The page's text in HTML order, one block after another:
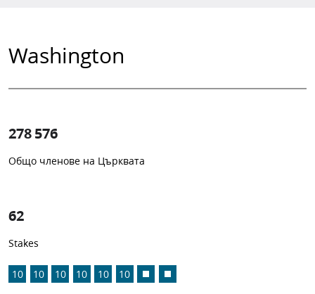
Washington
278 576
Общо членове на Църквата
1 -in-
62
Stakes
10 10 10 10 10 10